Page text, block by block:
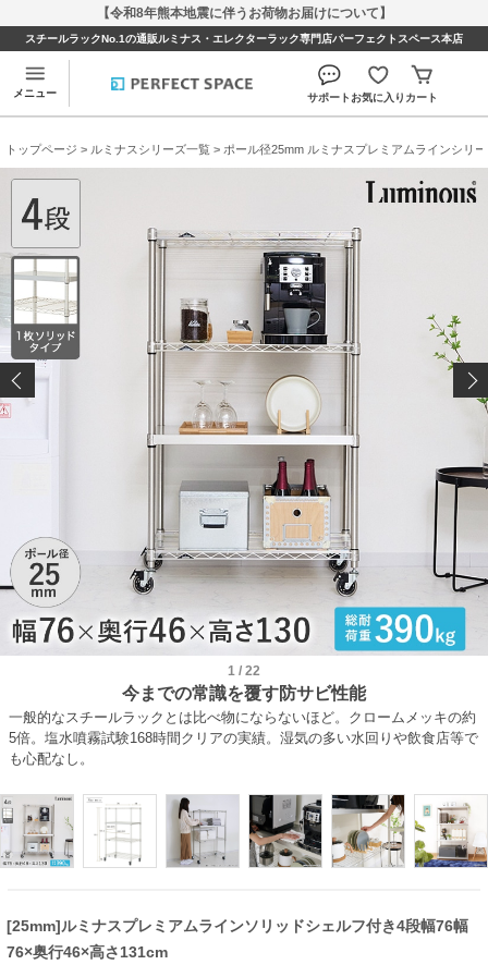
【令和8年熊本地震に伴うお荷物お届けについて】
スチールラックNo.1の通販ルミナス・エレクターラック専門店パーフェクトスペース本店
メニュー サポートお気に入り カート
トップページ > ルミナスシリーズ一覧 > ポール径25mm ルミナスプレミアムラインシリ
1 / 22
今までの常識を覆す防サビ性能
一般的なスチールラックとは比べ物にならないほど。クロームメッキの約
5倍。塩水噴霧試験168時間クリアの実績。湿気の多い水回りや飲食店等で
も心配なし。
[25mm]ルミナスプレミアムラインソリッドシェルフ付き4段幅76幅
76×奥行46×高さ131cm